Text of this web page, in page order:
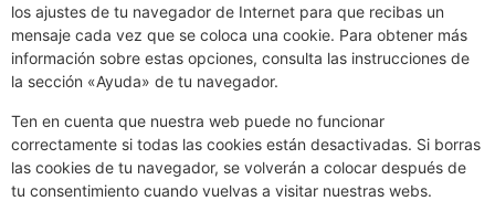
los ajustes de tu navegador de Internet para que recibas un
mensaje cada vez que se coloca una cookie. Para obtener más
información sobre estas opciones, consulta las instrucciones de
la sección «Ayuda» de tu navegador.
Ten en cuenta que nuestra web puede no funcionar
correctamente si todas las cookies están desactivadas. Si borras
las cookies de tu navegador, se volverán a colocar después de
tu consentimiento cuando vuelvas a visitar nuestras webs.